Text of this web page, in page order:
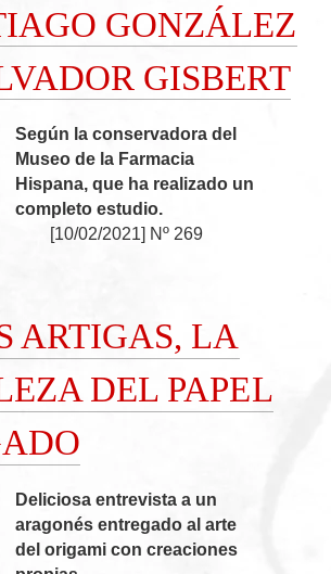
GONZÁLEZ
GISBERT
Según la conservadora del
Museo de la Farmacia
Hispana, que ha realizado un
completo estudio.
[10/02/2021] Nº 269
ARTIGAS, LA
DEL PAPEL
Deliciosa entrevista a un
aragonés entregado al arte
del origami con creaciones